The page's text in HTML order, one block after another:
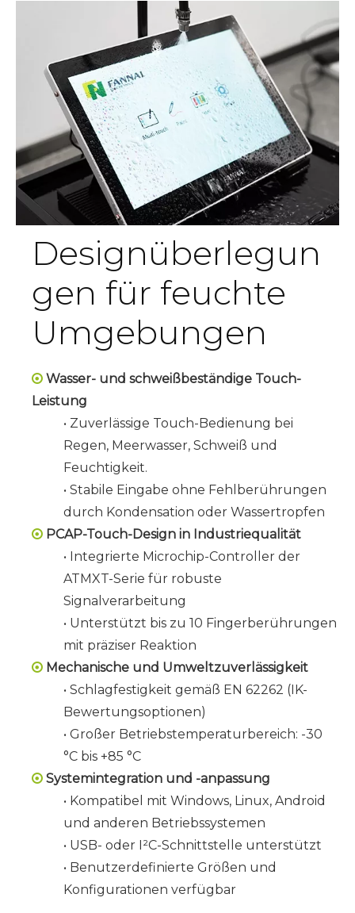
Designüberlegun
gen für feuchte
Umgebungen
 Wasser- und schweißbeständige Touch-
Leistung
• Zuverlässige Touch-Bedienung bei
Regen, Meerwasser, Schweiß und
Feuchtigkeit.
• Stabile Eingabe ohne Fehlberührungen
durch Kondensation oder Wassertropfen
 PCAP-Touch-Design in Industriequalität
• Integrierte Microchip-Controller der
ATMXT-Serie für robuste
Signalverarbeitung
• Unterstützt bis zu 10 Fingerberührungen
mit präziser Reaktion
 Mechanische und Umweltzuverlässigkeit
• Schlagfestigkeit gemäß EN 62262 (IK-
Bewertungsoptionen)
• Großer Betriebstemperaturbereich: -30
°C bis +85 °C
 Systemintegration und -anpassung
• Kompatibel mit Windows, Linux, Android
und anderen Betriebssystemen
• USB- oder I²C-Schnittstelle unterstützt
• Benutzerdefinierte Größen und
Konfigurationen verfügbar